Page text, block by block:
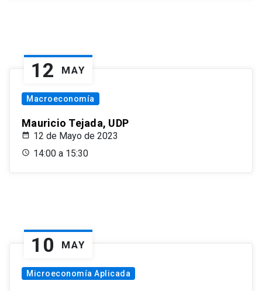
12 MAY
Macroeconomía
Mauricio Tejada, UDP
12 de Mayo de 2023
14:00 a 15:30
10 MAY
Microeconomía Aplicada